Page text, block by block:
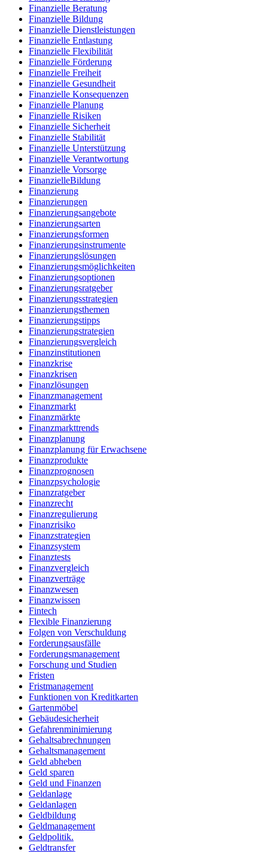
Finanzielle Beratung
Finanzielle Bildung
Finanzielle Dienstleistungen
Finanzielle Entlastung
Finanzielle Flexibilität
Finanzielle Förderung
Finanzielle Freiheit
Finanzielle Gesundheit
Finanzielle Konsequenzen
Finanzielle Planung
Finanzielle Risiken
Finanzielle Sicherheit
Finanzielle Stabilität
Finanzielle Unterstützung
Finanzielle Verantwortung
Finanzielle Vorsorge
FinanzielleBildung
Finanzierung
Finanzierungen
Finanzierungsangebote
Finanzierungsarten
Finanzierungsformen
Finanzierungsinstrumente
Finanzierungslösungen
Finanzierungsmöglichkeiten
Finanzierungsoptionen
Finanzierungsratgeber
Finanzierungsstrategien
Finanzierungsthemen
Finanzierungstipps
Finanzierungstrategien
Finanzierungsvergleich
Finanzinstitutionen
Finanzkrise
Finanzkrisen
Finanzlösungen
Finanzmanagement
Finanzmarkt
Finanzmärkte
Finanzmarkttrends
Finanzplanung
Finanzplanung für Erwachsene
Finanzprodukte
Finanzprognosen
Finanzpsychologie
Finanzratgeber
Finanzrecht
Finanzregulierung
Finanzrisiko
Finanzstrategien
Finanzsystem
Finanztests
Finanzvergleich
Finanzverträge
Finanzwesen
Finanzwissen
Fintech
Flexible Finanzierung
Folgen von Verschuldung
Forderungsausfälle
Forderungsmanagement
Forschung und Studien
Fristen
Fristmanagement
Funktionen von Kreditkarten
Gartenmöbel
Gebäudesicherheit
Gefahrenminimierung
Gehaltsabrechnungen
Gehaltsmanagement
Geld abheben
Geld sparen
Geld und Finanzen
Geldanlage
Geldanlagen
Geldbildung
Geldmanagement
Geldpolitik.
Geldtransfer